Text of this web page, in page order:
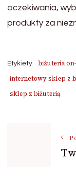
oczekiwania,
produkty za
Etykiety: biżuteria
internetowy sklep z
sklep z biżuterią